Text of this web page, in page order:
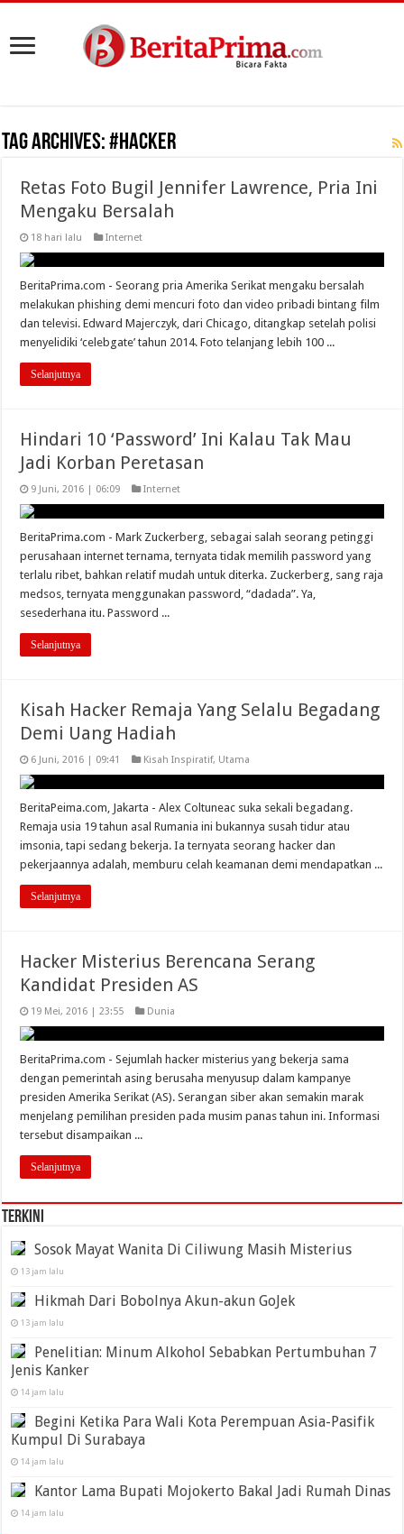
Tag Archives:#Hacker
Retas Foto Bugil Jennifer Lawrence, Pria Ini
Mengaku Bersalah
18 hari lalu Internet
BeritaPrima.com - Seorang pria Amerika Serikat mengaku bersalah
melakukan phishing demi mencuri foto dan video pribadi bintang film
dan televisi. Edward Majerczyk, dari Chicago, ditangkap setelah polisi
menyelidiki ‘celebgate’ tahun 2014. Foto telanjang lebih 100 ...
Selanjutnya
Hindari 10 ‘Password’ Ini Kalau Tak Mau
Jadi Korban Peretasan
9 Juni, 2016 | 06:09 Internet
BeritaPrima.com - Mark Zuckerberg, sebagai salah seorang petinggi
perusahaan internet ternama, ternyata tidak memilih password yang
terlalu ribet, bahkan relatif mudah untuk diterka. Zuckerberg, sang raja
medsos, ternyata menggunakan password, “dadada”. Ya,
sesederhana itu. Password ...
Selanjutnya
Kisah Hacker Remaja Yang Selalu Begadang
Demi Uang Hadiah
6 Juni, 2016 | 09:41 Kisah Inspiratif, Utama
BeritaPeima.com, Jakarta - Alex Coltuneac suka sekali begadang.
Remaja usia 19 tahun asal Rumania ini bukannya susah tidur atau
imsonia, tapi sedang bekerja. Ia ternyata seorang hacker dan
pekerjaannya adalah, memburu celah keamanan demi mendapatkan ...
Selanjutnya
Hacker Misterius Berencana Serang
Kandidat Presiden AS
19 Mei, 2016 | 23:55 Dunia
BeritaPrima.com - Sejumlah hacker misterius yang bekerja sama
dengan pemerintah asing berusaha menyusup dalam kampanye
presiden Amerika Serikat (AS). Serangan siber akan semakin marak
menjelang pemilihan presiden pada musim panas tahun ini. Informasi
tersebut disampaikan ...
Selanjutnya
Terkini
Sosok Mayat Wanita Di Ciliwung Masih Misterius
13 jam lalu
Hikmah Dari Bobolnya Akun-akun GoJek
13 jam lalu
Penelitian: Minum Alkohol Sebabkan Pertumbuhan 7
Jenis Kanker
14 jam lalu
Begini Ketika Para Wali Kota Perempuan Asia-Pasifik
Kumpul Di Surabaya
14 jam lalu
Kantor Lama Bupati Mojokerto Bakal Jadi Rumah Dinas
14 jam lalu